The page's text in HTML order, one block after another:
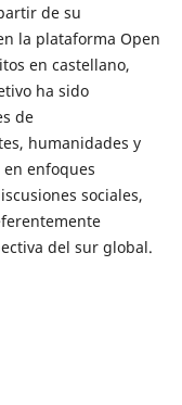
de su
la plataforma Open
en castellano,
ha sido
de
humanidades y
enfoques
sociales,
del sur global.